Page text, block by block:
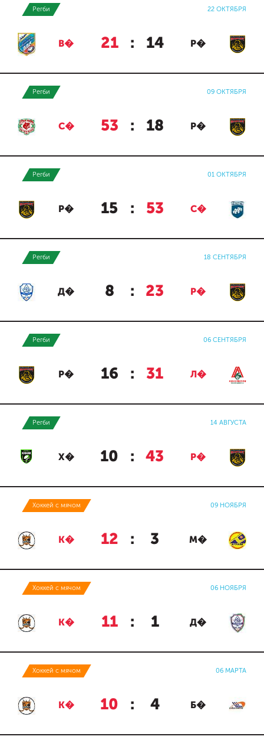
Регби 22 ОКТЯБРЯ
В� 21 : 14 Р�
Регби 09 ОКТЯБРЯ
С� 53 : 18 Р�
Регби 01 ОКТЯБРЯ
Р� 15 : 53 С�
Регби 18 СЕНТЯБРЯ
Д� 8 : 23 Р�
Регби 06 СЕНТЯБРЯ
Р� 16 : 31 Л�
Регби 14 АВГУСТА
Х� 10 : 43 Р�
Хоккей с мячом 09 НОЯБРЯ
К� 12 : 3 М�
Хоккей с мячом 06 НОЯБРЯ
К� 11 : 1 Д�
Хоккей с мячом 06 МАРТА
К� 10 : 4 Б�